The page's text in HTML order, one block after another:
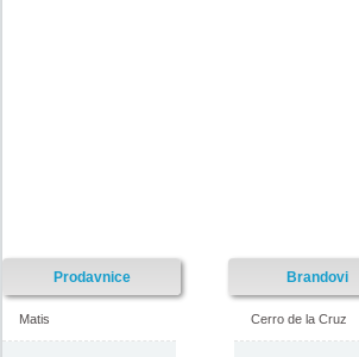
Prodavnice
Matis
Brandovi
Cerro de la Cruz